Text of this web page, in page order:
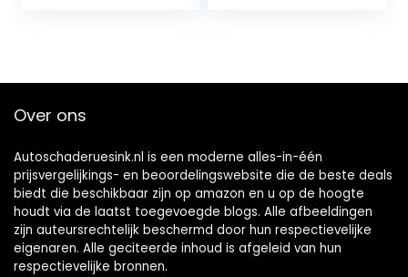
Over ons
Autoschaderuesink.nl is een moderne alles-in-één
prijsvergelijkings- en beoordelingswebsite die de beste deals
biedt die beschikbaar zijn op amazon en u op de hoogte
houdt via de laatst toegevoegde blogs. Alle afbeeldingen
zijn auteursrechtelijk beschermd door hun respectievelijke
eigenaren. Alle geciteerde inhoud is afgeleid van hun
respectievelijke bronnen.